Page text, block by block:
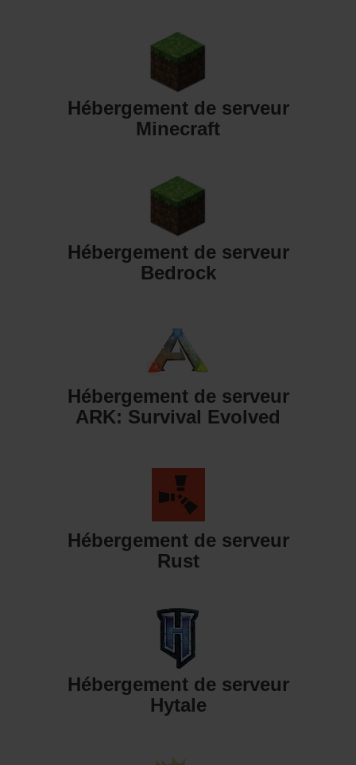
Hébergement de serveur
Minecraft
Hébergement de serveur
Bedrock
Hébergement de serveur
ARK: Survival Evolved
Hébergement de serveur
Rust
Hébergement de serveur
Hytale